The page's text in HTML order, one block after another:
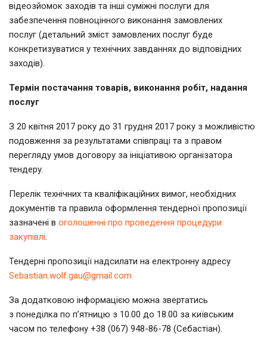
відеозйомок заходів та інші суміжні послуги для
забезпечення повноцінного виконання замовлених
послуг (детальний зміст замовлених послуг буде
конкретизуватися у технічних завданнях до відповідних
заходів).
Термін постачання товарів, виконання робіт, надання
послуг
З 20 квітня 2017 року до 31 грудня 2017 року з можливістю
подовження за результатами співпраці та з правом
перегляду умов договору за ініціативою організатора
тендеру.
Перелік технічних та кваліфікаційних вимог, необхідних
документів та правила оформлення тендерної пропозиції
зазначені в оголошенні про проведення процедури
закупівлі.
Тендерні пропозиції надсилати на електронну адресу
Sebastian.wolf.gau@gmail.com
За додатковою інформацією можна звертатись
з понеділка по п’ятницю з 10.00 до 18.00 за київським
часом по телефону +38 (067) 948-86-78 (Себастіан).